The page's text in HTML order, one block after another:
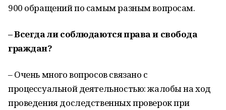
900 обращений по самым разным вопросам.
– Всегда ли соблюдаются права и свобода
граждан?
– Очень много вопросов связано с
процессуальной деятельностью: жалобы на ход
проведения доследственных проверок при